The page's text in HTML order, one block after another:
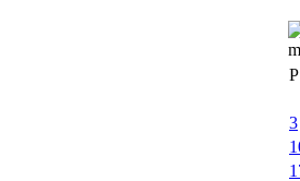
P
3